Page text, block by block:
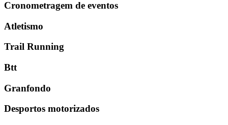
Cronometragem de eventos
Atletismo
Trail Running
Btt
Granfondo
Desportos motorizados